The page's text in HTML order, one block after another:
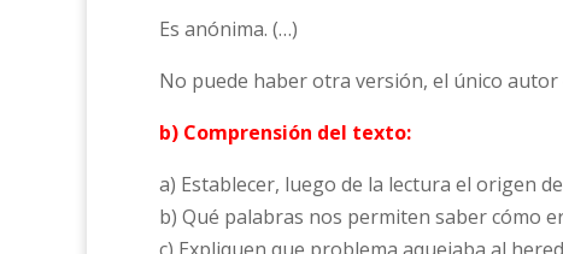
Es anónima. (…)
No puede haber otra versión, el único
b) Comprensión del texto:
a) Establecer, luego de la lectura el origen
b) Qué palabras nos permiten saber cómo